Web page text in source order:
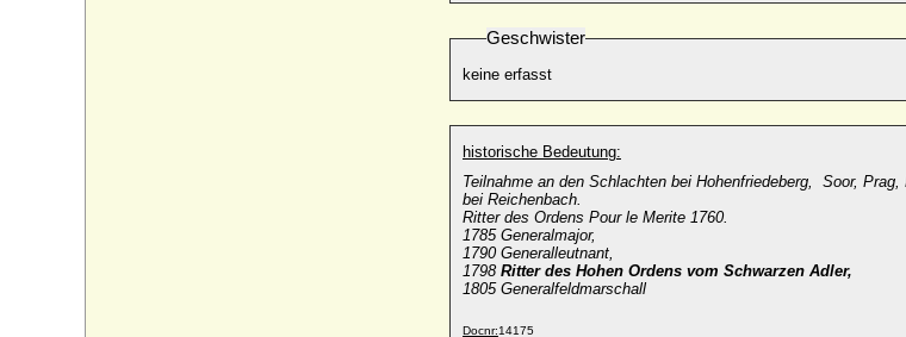
Geschwister
keine erfasst
historische Bedeutung:
Teilnahme an den Schlachten bei Hohenfriedeberg, Soor,
bei Reichenbach.
Ritter des Ordens Pour le Merite 1760.
1785 Generalmajor,
1790 Generalleutnant,
1798 Ritter des Hohen Ordens vom Schwarzen Adler,
1805 Generalfeldmarschall
Docnr:14175